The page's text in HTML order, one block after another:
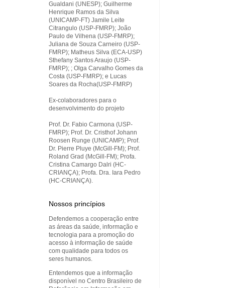
Gualdani (UNESP); Guilherme
Henrique Ramos da Silva
(UNICAMP-FT) Jamile Leite
Citrangulo (USP-FMRP); João
Paulo de Vilhena (USP-FMRP);
Juliana de Souza Carneiro (USP-
FMRP); Matheus Silva (ECA-USP)
Sthefany Santos Araujo (USP-
FMRP); ; Olga Carvalho Gomes da
Costa (USP-FMRP); e Lucas
Soares da Rocha(USP-FMRP)
Ex-colaboradores para o
desenvolvimento do projeto
Prof. Dr. Fabio Carmona (USP-
FMRP); Prof. Dr. Cristhof Johann
Roosen Runge (UNICAMP); Prof.
Dr. Pierre Pluye (McGill-FM); Prof.
Roland Grad (McGill-FM); Profa.
Cristina Camargo Dalri (HC-
CRIANÇA); Profa. Dra. Iara Pedro
(HC-CRIANÇA).
Nossos princípios
Defendemos a cooperação entre
as áreas da saúde, informação e
tecnologia para a promoção do
acesso à informação de saúde
com qualidade para todos os
seres humanos.
Entendemos que a informação
disponível no Centro Brasileiro de